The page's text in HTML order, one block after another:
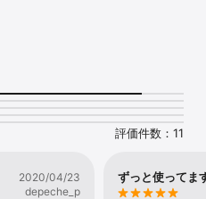
であれ、その長さが限られてお
ムを開発しても、その後30分も
をリリースしなければならない
形式での『REFLECTION』は、
のとなっている。しかし
アプリには、そういった制限が
ヴァージョンを生み出すことが出
評価件数：11
2020/04/23
depeche_p
ずっと使ってま